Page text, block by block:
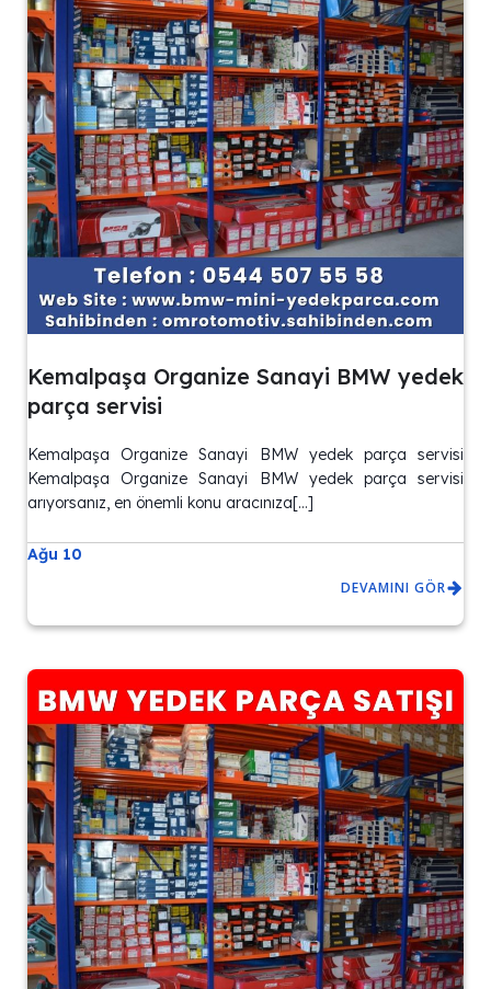
Kemalpaşa Organize Sanayi BMW yedek
parça servisi
Kemalpaşa Organize Sanayi BMW yedek parça servisi
Kemalpaşa Organize Sanayi BMW yedek parça servisi
arıyorsanız, en önemli konu aracınıza[…]
Ağu 10
DEVAMINI GÖR